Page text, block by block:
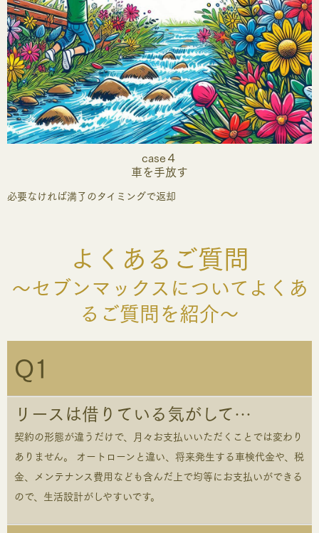
case４
車を手放す
必要なければ満了のタイミングで返却
よくあるご質問
～セブンマックスについてよくあ
るご質問を紹介～
Q1
リースは借りている気がして…
契約の形態が違うだけで、月々お支払いいただくことでは変わり
ありません。 オートローンと違い、将来発生する車検代金や、税
金、メンテナンス費用なども含んだ上で均等にお支払いができる
ので、生活設計がしやすいです。